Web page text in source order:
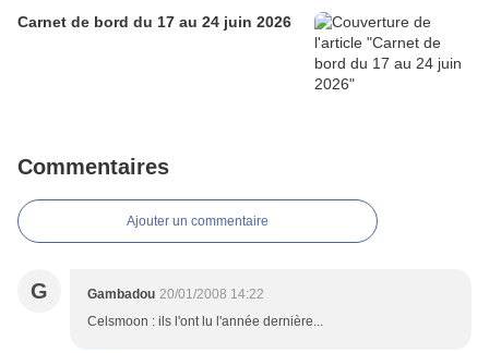
Carnet de bord du 17 au 24 juin 2026
Commentaires
Ajouter un commentaire
G Gambadou 20/01/2008 14:22
Celsmoon : ils l'ont lu l'année dernière...